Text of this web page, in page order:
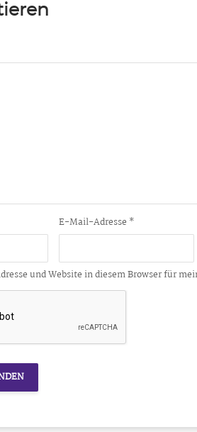
E-Mail-Adresse *
und Website in diesem Browser für